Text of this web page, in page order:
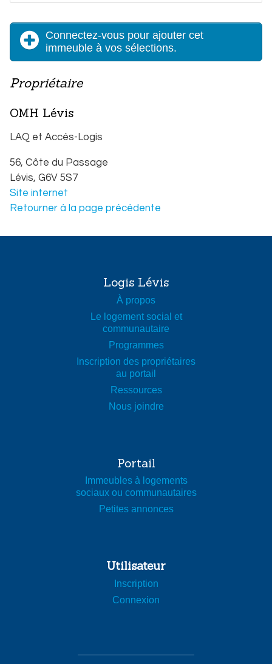
Hébergement moyen terme (moins de 36 mois)
Hébergement court terme (moins de 3 mois)
Connectez-vous pour ajouter cet
immeuble à vos sélections.
Propriétaire
OMH Lévis
LAQ et Accés-Logis
56, Côte du Passage
Lévis, G6V 5S7
Site internet
Retourner à la page précédente
Logis Lévis
À propos
Le logement social et
communautaire
Programmes
Inscription des propriétaires
au portail
Ressources
Nous joindre
Portail
Immeubles à logements
sociaux ou communautaires
Petites annonces
Utilisateur
Inscription
Connexion